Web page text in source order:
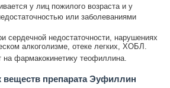
у лиц пожилого возраста и у
или заболеваниями
сердечной недостаточности, нарушениях
алкоголизме, отеке легких, ХОБЛ.
на фармакокинетику теофиллина.
веществ препарата Эуфиллин